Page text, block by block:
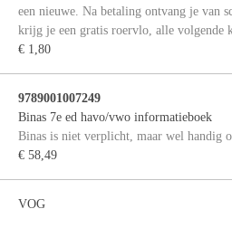
een nieuwe. Na betaling ontvang je van
krijg je een gratis roervlo, alle volgende
€ 1,80
9789001007249
Binas 7e ed havo/vwo informatieboek
Binas is niet verplicht, maar wel handig
€ 58,49
VOG